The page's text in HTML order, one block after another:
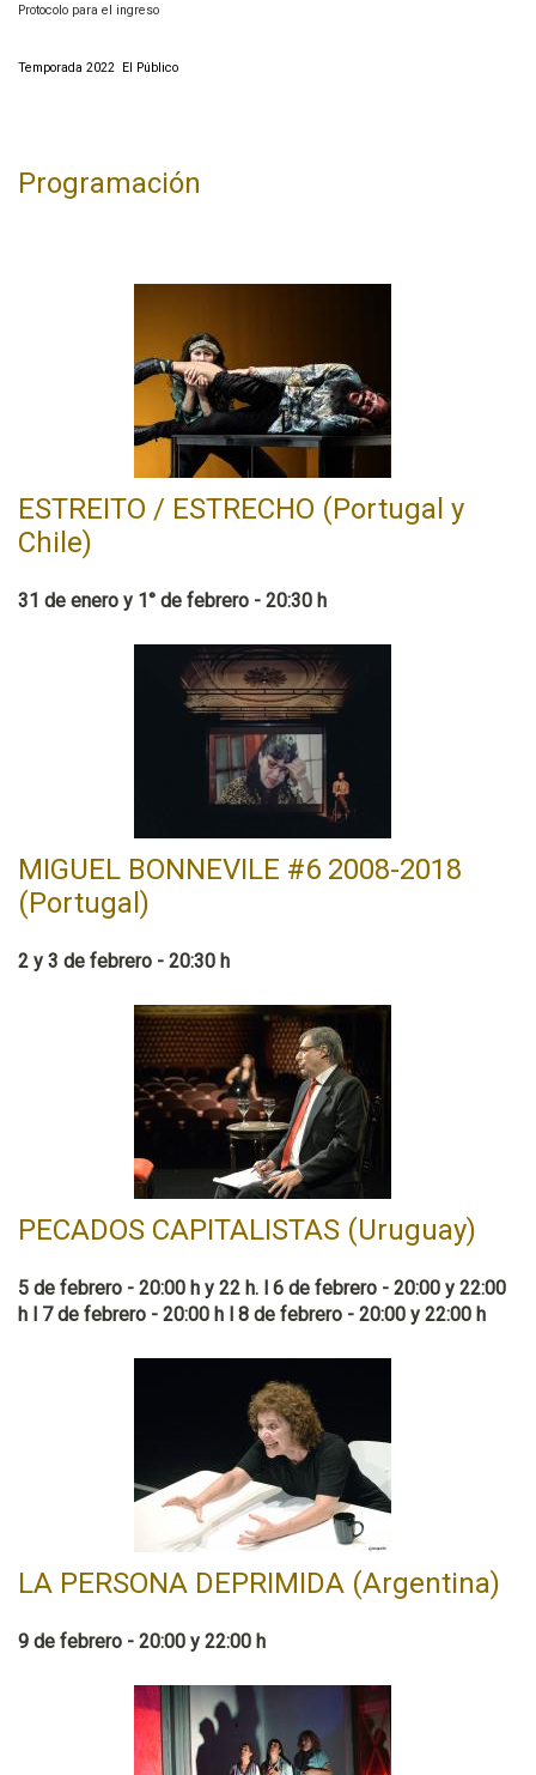
Protocolo para el ingreso
Temporada 2022 El Público
Programación
ESTREITO / ESTRECHO (Portugal y
Chile)
31 de enero y 1° de febrero - 20:30 h
MIGUEL BONNEVILE #6 2008-2018
(Portugal)
2 y 3 de febrero - 20:30 h
PECADOS CAPITALISTAS (Uruguay)
5 de febrero - 20:00 h y 22 h. l 6 de febrero - 20:00 y 22:00
h l 7 de febrero - 20:00 h l 8 de febrero - 20:00 y 22:00 h
LA PERSONA DEPRIMIDA (Argentina)
9 de febrero - 20:00 y 22:00 h